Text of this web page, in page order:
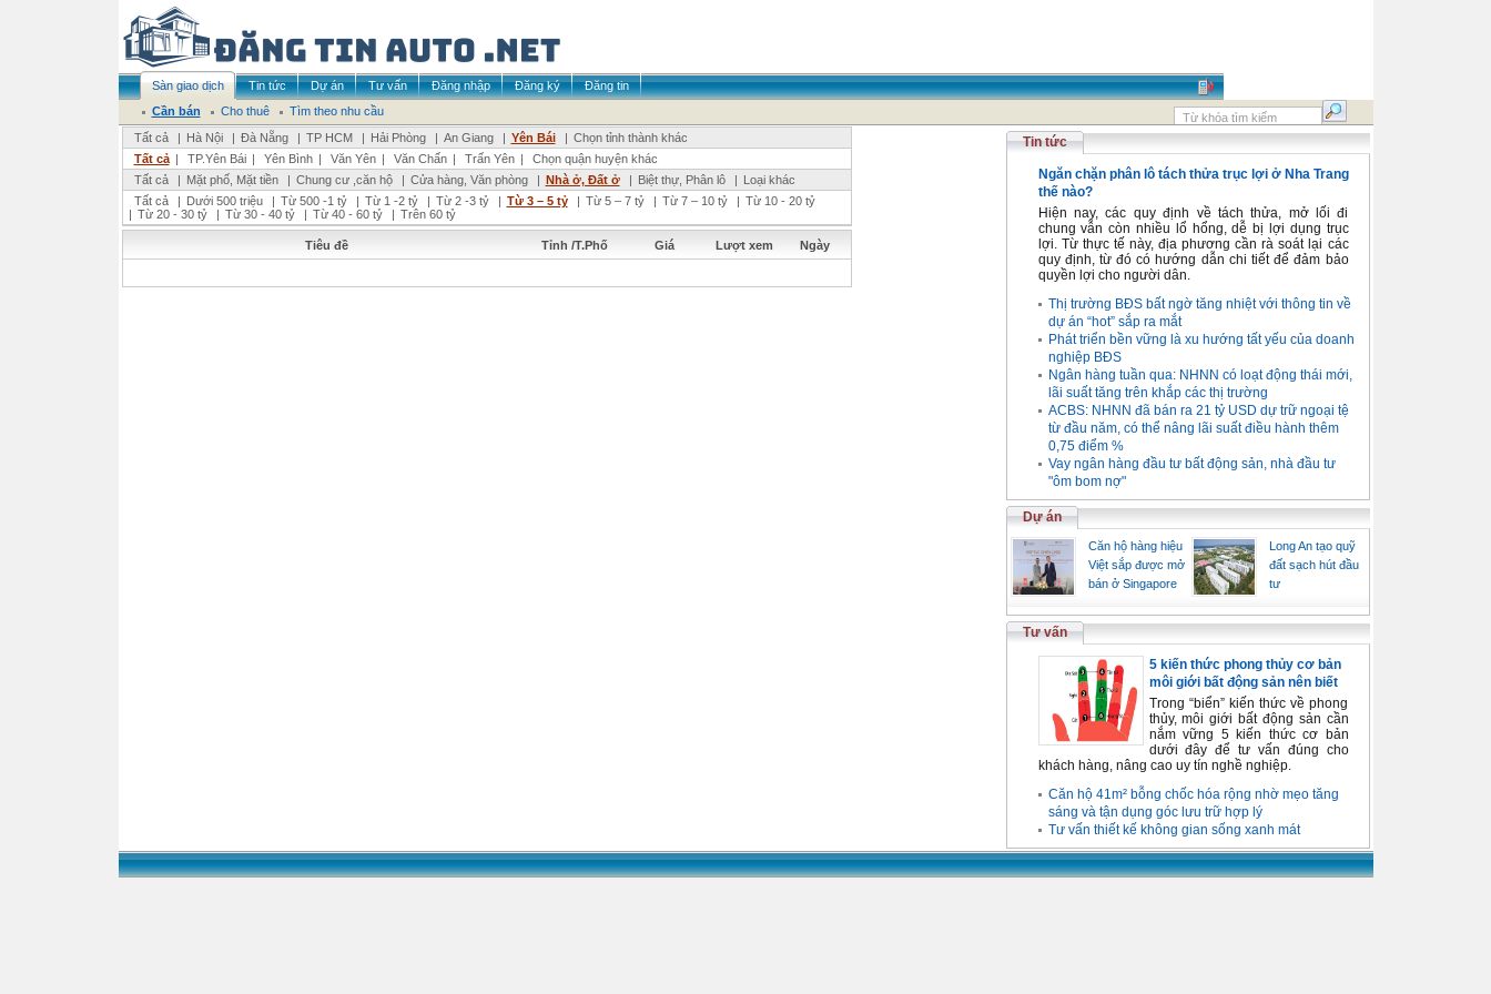
Sàn giao dịch Tin tức Dự án Tư vấn Đăng nhập Đăng ký
Đăng tin
Cần bán
Cho thuê
Tìm theo nhu cầu
Tất cả
| Hà Nội | Đà Nẵng | TP HCM | Hải Phòng | An Giang | Yên Bái | Chọn tỉnh thành khác
Tất cả | TP.Yên Bái | Yên Bình | Văn Yên | Văn Chấn | Trấn Yên |
Chọn quận huyện khác
Tất cả
| Mặt phố, Mặt tiền | Chung cư ,căn hộ | Cửa hàng, Văn phòng | Nhà ở, Đất ở | Biệt thự, Phân lô | Loại khác
Tất cả
| Dưới 500 triệu | Từ 500 -1 tỷ | Từ 1 -2 tỷ | Từ 2 -3 tỷ | Từ 3 – 5 tỷ | Từ 5 – 7 tỷ | Từ 7 – 10 tỷ | Từ 10 - 20 tỷ
| Từ 20 - 30 tỷ | Từ 30 - 40 tỷ | Từ 40 - 60 tỷ | Trên 60 tỷ
Tiêu đề Tỉnh /T.Phố Giá Lượt xem Ngày
Tin tức
Ngăn chặn phân lô tách thửa trục lợi ở Nha Trang
thế nào?
Hiện nay, các quy định về tách thửa, mở lối đi
chung vẫn còn nhiều lổ hổng, dễ bị lợi dụng trục
lợi. Từ thực tế này, địa phương cần rà soát lại các
quy định, từ đó có hướng dẫn chi tiết để đảm bảo
quyền lợi cho người dân.
Thị trường BĐS bất ngờ tăng nhiệt với thông tin về
dự án “hot” sắp ra mắt
Phát triển bền vững là xu hướng tất yếu của doanh
nghiệp BĐS
Ngân hàng tuần qua: NHNN có loạt động thái mới,
lãi suất tăng trên khắp các thị trường
ACBS: NHNN đã bán ra 21 tỷ USD dự trữ ngoại tệ
từ đầu năm, có thể nâng lãi suất điều hành thêm
0,75 điểm %
Vay ngân hàng đầu tư bất động sản, nhà đầu tư
"ôm bom nợ"
Dự án
Căn hộ hàng hiệu
Việt sắp được mở
bán ở Singapore
Long An tạo quỹ
đất sạch hút đầu
tư
Tư vấn
5 kiến thức phong thủy cơ bản
môi giới bất động sản nên biết
Trong “biển” kiến thức về phong
thủy, môi giới bất động sản cần
nắm vững 5 kiến thức cơ bản
dưới đây để tư vấn đúng cho
khách hàng, nâng cao uy tín nghề nghiệp.
Căn hộ 41m² bỗng chốc hóa rộng nhờ mẹo tăng
sáng và tận dụng góc lưu trữ hợp lý
Tư vấn thiết kế không gian sống xanh mát